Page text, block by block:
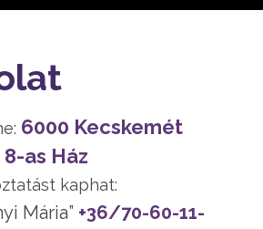
6000 Kecskemét
8-as Ház
kaphat:
Mária” +36/70-60-11-